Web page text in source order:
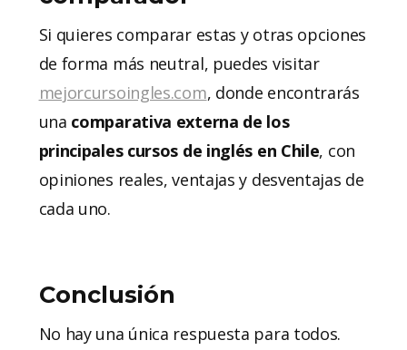
Si quieres comparar estas y otras opciones
de forma más neutral, puedes visitar
mejorcursoingles.com, donde encontrarás
una comparativa externa de los
principales cursos de inglés en Chile, con
opiniones reales, ventajas y desventajas de
cada uno.
Conclusión
No hay una única respuesta para todos.